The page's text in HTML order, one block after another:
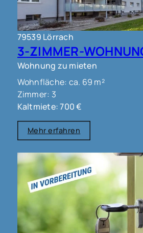
79539 Lörrach
Wohnung zu mieten
Wohnfläche: ca. 69 m²
Zimmer: 3
Kaltmiete: 700 €
Mehr erfahren